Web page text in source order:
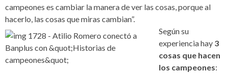
campeones es cambiar la manera de ver las cosas, porque al
hacerlo, las cosas que miras cambian”.
Según su
experiencia hay 3
cosas que hacen
los campeones: